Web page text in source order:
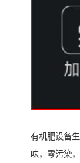
有机肥设备
味，零污染